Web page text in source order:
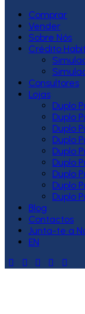
Comprar
Vender
Sobre Nós
Crédito
Consultores
Lojas
Duplo
Duplo
Duplo
Duplo
Duplo
Duplo
Duplo
Duplo
Duplo
Blog
Contactos
Junta-te a
EN